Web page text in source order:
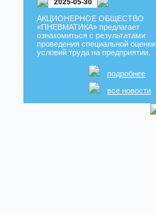
2025-05-30
АКЦИОНЕРНОЕ ОБЩЕСТВО
«ПНЕВМАТИКА» предлагает
ознакомиться с результатами
проведения специальной оценки
условий труда на предприятии.
подробнее
все новости